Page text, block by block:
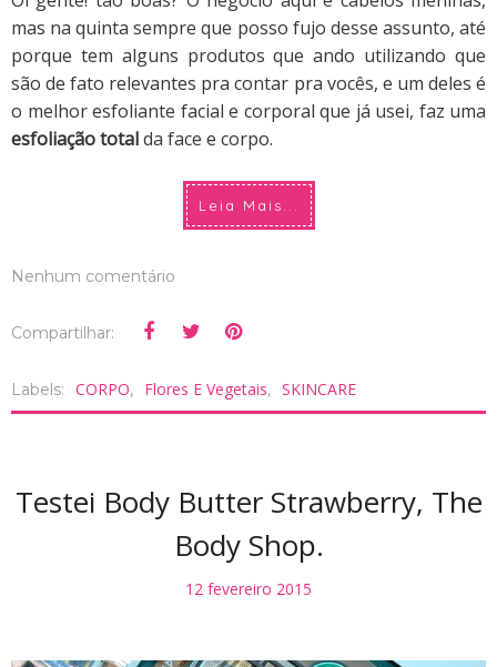
mas na quinta sempre que posso fujo desse assunto, até
porque tem alguns produtos que ando utilizando que
são de fato relevantes pra contar pra vocês, e um deles é
o melhor esfoliante facial e corporal que já usei, faz uma
esfoliação totalda face e corpo.
Leia Mais...
Nenhum comentário
Compartilhar:
Labels: CORPO, Flores E Vegetais, SKINCARE
Testei Body Butter Strawberry, The
Body Shop.
12 fevereiro 2015